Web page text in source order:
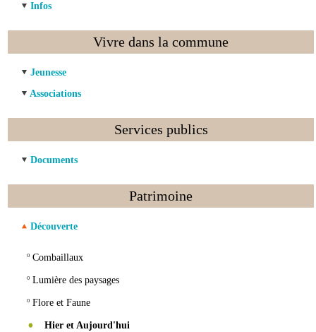
Infos
Vivre dans la commune
Jeunesse
Associations
Services publics
Documents
Patrimoine
Découverte
º Combaillaux
º Lumière des paysages
º Flore et Faune
Hier et Aujourd'hui